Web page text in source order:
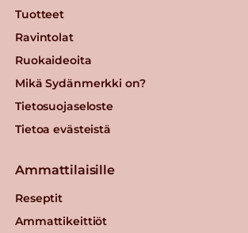
Tuotteet
Ravintolat
Ruokaideoita
Mikä Sydänmerkki on?
Tietosuojaseloste
Tietoa evästeistä
Ammattilaisille
Reseptit
Ammattikeittiöt